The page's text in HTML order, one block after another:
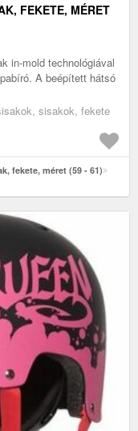
FEKETE, MÉRET
in-mold technológiával
A beépített hátsó
sisakok, fekete
fekete, méret (59 - 61)